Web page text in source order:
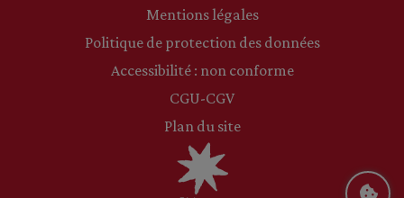
Mentions légales
Politique de protection des données
Accessibilité : non conforme
CGU-CGV
Plan du site